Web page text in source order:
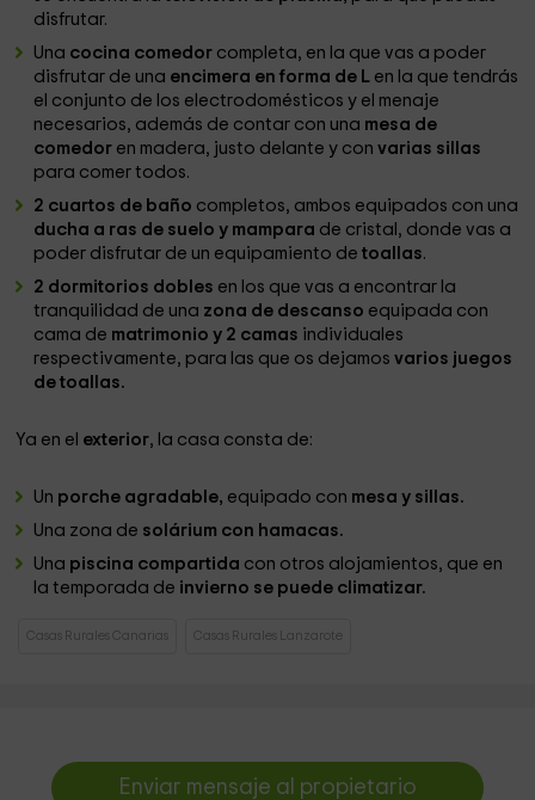
disfrutar.
Una cocina comedor completa, en la que vas a poder
disfrutar de una encimera en forma de L en la que tendrás
el conjunto de los electrodomésticos y el menaje
necesarios, además de contar con una mesa de
comedor en madera, justo delante y convarias sillas
para comer todos.
2 cuartos de baño completos, ambos equipados con una
ducha a ras de suelo y mampara de cristal, donde vas a
poder disfrutar de un equipamiento detoallas.
2 dormitorios dobles en los que vas a encontrar la
tranquilidad de una zona de descanso equipada con
cama de matrimonio y 2 camas individuales
respectivamente, para las que os dejamosvarios juegos
de toallas.
Ya en el exterior, la casa consta de:
Un porche agradable, equipado con mesa y sillas.
Una zona de solárium con hamacas.
Una piscina compartida con otros alojamientos, que en
la temporada de invierno se puede climatizar.
Casas Rurales Canarias Casas Rurales Lanzarote
Enviar mensaje al propietario